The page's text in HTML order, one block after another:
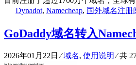
Dynadot, Namecheap, 国外域名注册
GoDaddy域名转入
2026年01月22日 ⁄域名, 使用说明 ⁄ 共